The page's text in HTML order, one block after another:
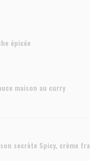
épicée
maison au curry
secrète Spicy, crème